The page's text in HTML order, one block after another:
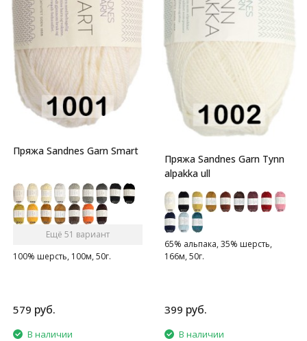
Пряжа Sandnes Garn Smart
Ещё 51 вариант
100% шерсть, 100м, 50г.
579 руб.
В наличии
Пряжа Sandnes Garn Tynn
alpakka ull
65% альпака, 35% шерсть,
166м, 50г.
399 руб.
В наличии